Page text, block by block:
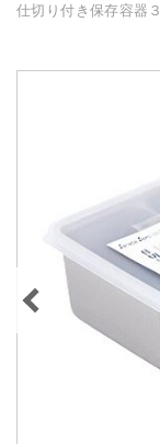
仕切り付き保存容器３